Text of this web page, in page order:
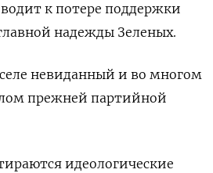
к потере поддержки
надежды Зеленых.
невиданный и во многом
прежней партийной
идеологические